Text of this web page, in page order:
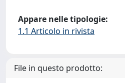
Appare nelle tipologie:
1.1 Articolo in rivista
File in questo prodotto: